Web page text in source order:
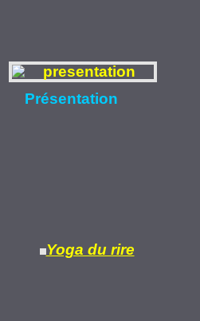
Présentation
Yoga du rire